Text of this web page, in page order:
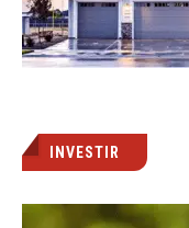
INVESTIR